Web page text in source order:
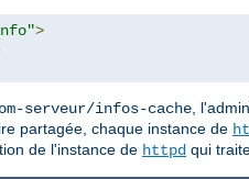
>
serveur/infos-cache ,
partagée, chaque instance de
de l'instance de httpd qui